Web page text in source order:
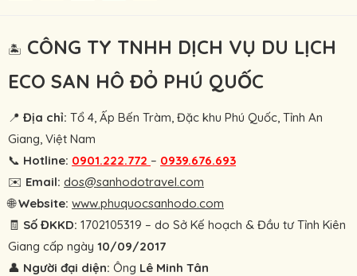
🏝 CÔNG TY TNHH DỊCH VỤ DU LỊCH
ECO SAN HÔ ĐỎ PHÚ QUỐC
📍 Địa chỉ: Tổ 4, Ấp Bến Tràm, Đặc khu Phú Quốc, Tỉnh An
Giang, Việt Nam
📞 Hotline: 0901.222.772 – 0939.676.693
✉️ Email: dos@sanhodotravel.com
🌐Website: www.phuquocsanhodo.com
🧾 Số ĐKKD: 1702105319 – do Sở Kế hoạch & Đầu tư Tỉnh Kiên
Giang cấp ngày 10/09/2017
👤 Người đại diện: Ông Lê Minh Tân